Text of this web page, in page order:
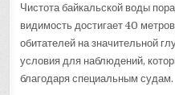
Чистота байкальской воды
видимость достигает 40
обитателей на значительной
условия для наблюдений,
благодаря специальным судам.